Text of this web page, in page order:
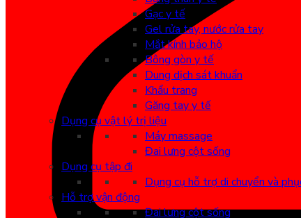
Gạc y tế
Gel rửa tay, nước rửa tay
Mắt kính bảo hộ
Bông gòn y tế
Dung dịch sát khuẩn
Khẩu trang
Găng tay y tế
Dụng cụ vật lý trị liệu
Máy massage
Đai lưng cột sống
Dụng cụ tập đi
Dụng cụ hỗ trợ di chuyển và
Hỗ trợ vận động
Đai lưng cột sống